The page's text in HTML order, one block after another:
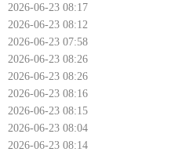
2026-06-23 08:17
2026-06-23 08:12
2026-06-23 07:58
2026-06-23 08:26
2026-06-23 08:26
2026-06-23 08:16
2026-06-23 08:15
2026-06-23 08:04
2026-06-23 08:14